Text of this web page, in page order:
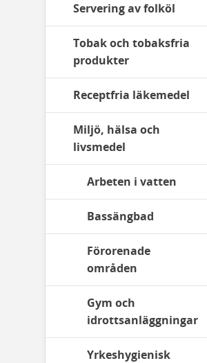
Servering av folköl
Tobak och tobaksfria
produkter
Receptfria läkemedel
Miljö, hälsa och
livsmedel
Arbeten i vatten
Bassängbad
Förorenade
områden
Gym och
idrottsanläggningar
Yrkeshygienisk